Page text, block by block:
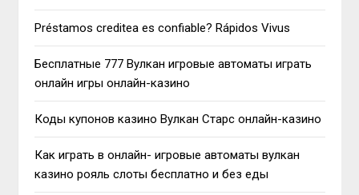
Préstamos creditea es confiable? Rápidos Vivus
Бесплатные 777 Вулкан игровые автоматы играть
онлайн игры онлайн-казино
Коды купонов казино Вулкан Старс онлайн-казино
Как играть в онлайн- игровые автоматы вулкан
казино рояль слоты бесплатно и без еды